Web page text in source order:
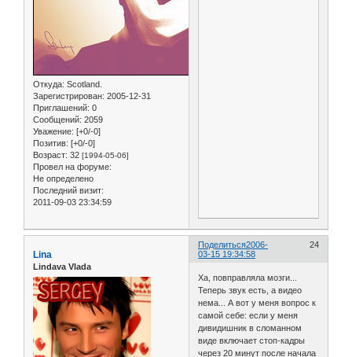
Откуда: Scotland.
Зарегистрирован: 2005-12-31
Приглашений: 0
Сообщений: 2059
Уважение: [+0/-0]
Позитив: [+0/-0]
Возраст: 32 [1994-05-06]
Провел на форуме:
Не определено
Последний визит:
2011-09-03 23:34:59
Поделиться 24
2006-
03-15 19:34:58
Lina
Lindava Vlada
Ха, повправляла мозги...
Теперь звук есть, а видео
нема... А вот у меня вопрос к
самой себе: если у меня
дивидишник в сломанном
виде включает стоп-кадры
через 20 минут после начала